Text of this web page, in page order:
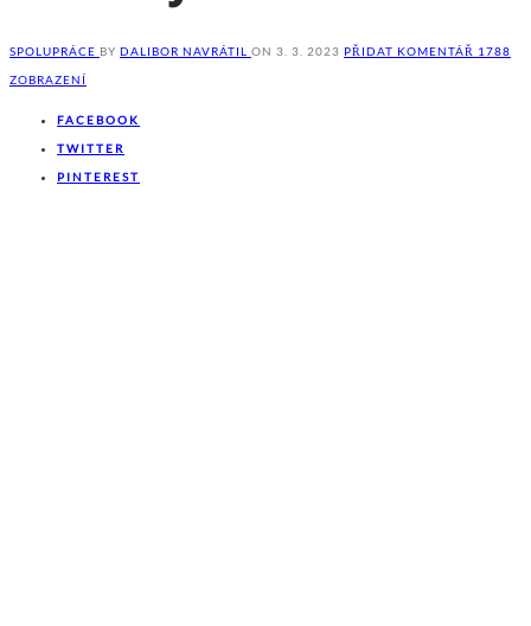
SPOLUPRÁCE BY DALIBOR NAVRÁTIL ON 3. 3. 2023 PŘIDAT KOMENTÁŘ 1788
ZOBRAZENÍ
FACEBOOK
TWITTER
PINTEREST